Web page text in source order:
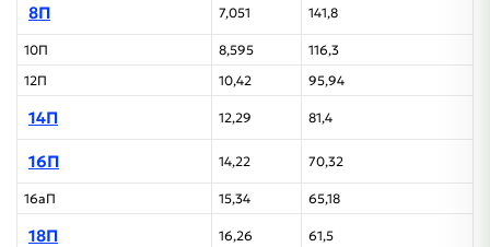
8П 7,051 141,8
10П 8,595
116,3
12П
10,42 95,94
14П 12,29 81,4
16П 14,22 70,32
16аП 15,34 65,18
18П 16,26 61,5